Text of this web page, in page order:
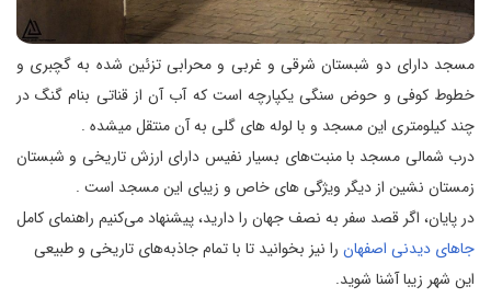
مسجد دارای دو شبستان شرقی و غربی و محرابی تزئین شده به گچبری و
خطوط کوفی و حوض سنگی یکپارچه است که آب آن از قناتی بنام گنگ در
چند کیلومتری این مسجد و با لوله های گلی به آن منتقل میشده .
درب شمالی مسجد با منبت‌های بسیار نفیس دارای ارزش تاریخی و شبستان
زمستان نشین از دیگر ویژگی های خاص و زیبای این مسجد است .
در پایان، اگر قصد سفر به نصف جهان را دارید، پیشنهاد می‌کنیم راهنمای کامل
جاهای دیدنی اصفهان را نیز بخوانید تا با تمام جاذبه‌های تاریخی و طبیعی
این شهر زیبا آشنا شوید.